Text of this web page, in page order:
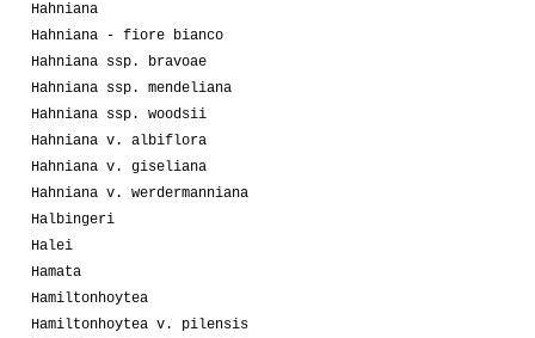
Hahniana
Hahniana - fiore bianco
Hahniana ssp. bravoae
Hahniana ssp. mendeliana
Hahniana ssp. woodsii
Hahniana v. albiflora
Hahniana v. giseliana
Hahniana v. werdermanniana
Halbingeri
Halei
Hamata
Hamiltonhoytea
Hamiltonhoytea v. pilensis